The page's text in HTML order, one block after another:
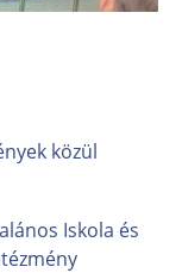
közül
Iskola és